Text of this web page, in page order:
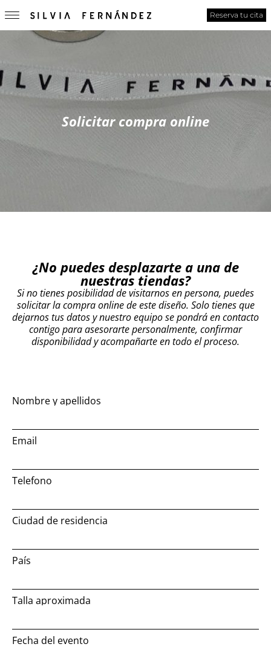
Reserva tu cita
Solicitar compra online
¿No puedes desplazarte a una de
nuestras tiendas?
Si no tienes posibilidad de visitarnos en persona, puedes
solicitar la compra online de este diseño. Solo tienes que
dejarnos tus datos y nuestro equipo se pondrá en contacto
contigo para asesorarte personalmente, confirmar
disponibilidad y acompañarte en todo el proceso.
Nombre y apellidos
Email
Telefono
Ciudad de residencia
País
Talla aproximada
Fecha del evento